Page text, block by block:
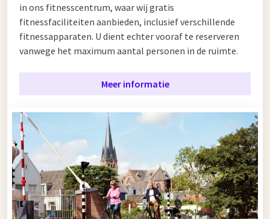
in ons fitnesscentrum, waar wij gratis
fitnessfaciliteiten aanbieden, inclusief verschillende
fitnessapparaten. U dient echter vooraf te reserveren
vanwege het maximum aantal personen in de ruimte.
Meer informatie